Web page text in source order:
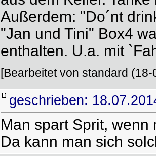
Außerdem: "Do´nt
"Jan und Tini" Box4
enthalten. U.a. mit
[Bearbeitet von standard
geschrieben:
Man spart Sprit, wenn
Da kann man sich